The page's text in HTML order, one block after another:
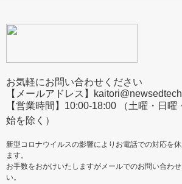
お気軽にお問い合わせください
【メールアドレス】
【営業時間】10:00-18:00 （土曜・日曜
始を除く）
新型コロナウイルスの影響によりお電話での対応を
ます。
お手数をおかけいたしますがメールでのお問い合わ
い。